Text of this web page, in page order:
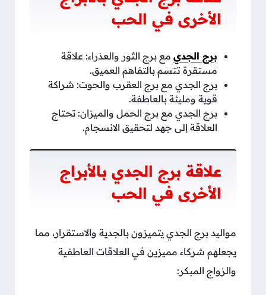
الأخرى في الحب
برج الجدي مع برج الثور والعذراء: علاقة
مستقرة تتسم بالتفاهم العميق.
برج الجدي مع برج العقرب والحوت: شراكة
قوية ومليئة بالعاطفة.
برج الجدي مع برج الحمل والميزان: تحتاج
العلاقة إلى جهد لتحقيق الانسجام.
علاقة برج الجدي بالأبراج
الأخرى في الحب
مواليد برج الجدي يتميزون بالجدية والاستقرار، مما
يجعلهم شركاء مميزين في العلاقات العاطفية
والزواج المبكر: